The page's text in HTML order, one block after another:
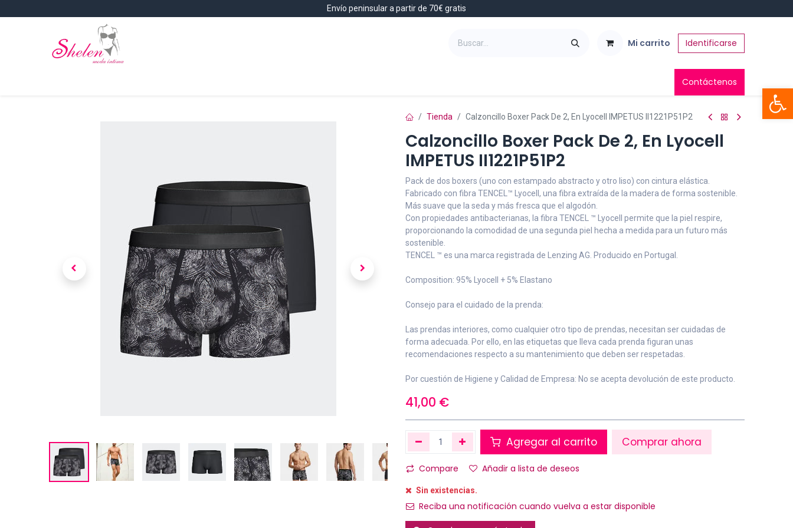
Envío peninsular a partir de 70€ gratis
Mi carrito Identificarse
Contáctenos
Abrir
Tienda Calzoncillo Boxer Pack De 2, En Lyocell IMPETUS II1221P51P2
Calzoncillo Boxer Pack De 2, En Lyocell
IMPETUS II1221P51P2
Pack de dos boxers (uno con estampado abstracto y otro liso) con cintura elástica.
Fabricado con fibra TENCEL™ Lyocell, una fibra extraída de la madera de forma sostenible.
Más suave que la seda y más fresca que el algodón.
Con propiedades antibacterianas, la fibra TENCEL ™ Lyocell permite que la piel respire,
proporcionando la comodidad de una segunda piel hecha a medida para un futuro más
sostenible.
TENCEL ™ es una marca registrada de Lenzing AG. Producido en Portugal.
Composition: 95% Lyocell + 5% Elastano
Consejo para el cuidado de la prenda:
Las prendas interiores, como cualquier otro tipo de prendas, necesitan ser cuidadas de
forma adecuada. Por ello, en las etiquetas que lleva cada prenda figuran unas
recomendaciones respecto a su mantenimiento que deben ser respetadas.
Por cuestión de Higiene y Calidad de Empresa: No se acepta devolución de este producto.
41,00 €
Agregar al carrito Comprar ahora
Compare Añadir a lista de deseos
Sin existencias.
Reciba una notificación cuando vuelva a estar disponible